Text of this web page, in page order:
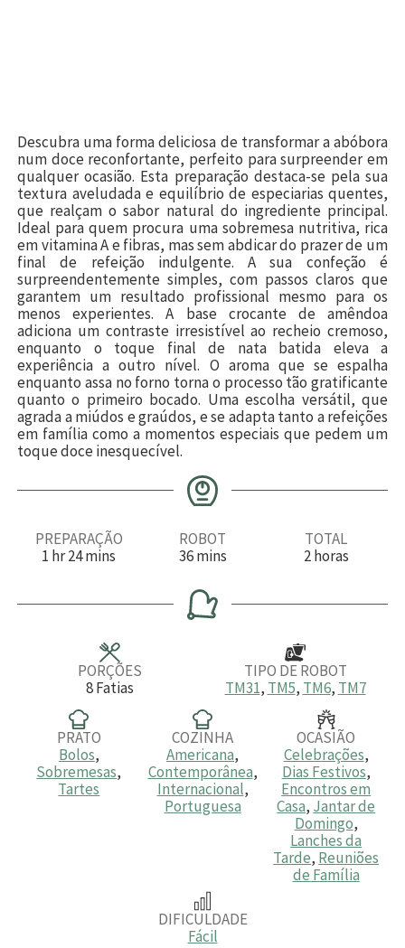
Descubra uma forma deliciosa de transformar a abóbora
num doce reconfortante, perfeito para surpreender em
qualquer ocasião. Esta preparação destaca-se pela sua
textura aveludada e equilíbrio de especiarias quentes,
que realçam o sabor natural do ingrediente principal.
Ideal para quem procura uma sobremesa nutritiva, rica
em vitamina A e fibras, mas sem abdicar do prazer de um
final de refeição indulgente. A sua confeção é
surpreendentemente simples, com passos claros que
garantem um resultado profissional mesmo para os
menos experientes. A base crocante de amêndoa
adiciona um contraste irresistível ao recheio cremoso,
enquanto o toque final de nata batida eleva a
experiência a outro nível. O aroma que se espalha
enquanto assa no forno torna o processo tão gratificante
quanto o primeiro bocado. Uma escolha versátil, que
agrada a miúdos e graúdos, e se adapta tanto a refeições
em família como a momentos especiais que pedem um
toque doce inesquecível.
PREPARAÇÃO
1 h
a
hr24m
u
mins
ROBOT
36m
n
u
t
mins
TOTAL
2h
a
horas
PORÇÕES
8Fatias
TIPO DE ROBOT
TM31, TM5, TM6, TM7
PRATO
Bolos,
Sobremesas,
Tartes
COZINHA
Americana,
Contemporânea,
Internacional,
Portuguesa
OCASIÃO
Celebrações,
Dias Festivos,
Encontros em
Casa, Jantar de
Domingo,
Lanches da
Tarde, Reuniões
de Família
DIFICULDADE
Fácil